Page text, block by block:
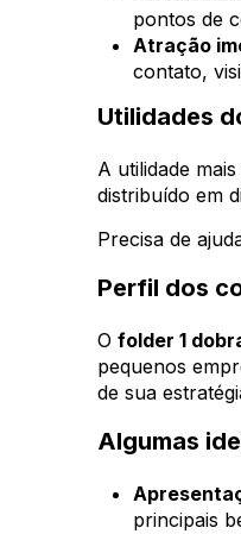
pontos de
Atração
contato,
Utilidades
A utilidade
distribuído em
Precisa de
Perfil dos
O folder 1
pequenos
de sua
Algumas
principais